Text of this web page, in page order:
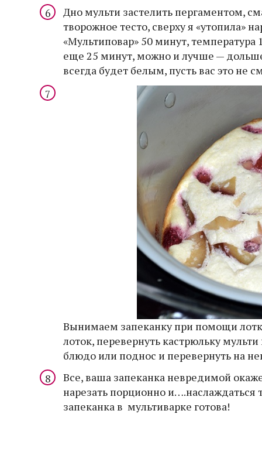
Дно мульти застелить пергаментом,
творожное тесто, сверху я
«Мультиповар» 50 минут,
еще 25 минут, можно и лучше —
всегда будет белым, пусть вас это не
Вынимаем запеканку при помощи
лоток, перевернуть кастрюльку
блюдо или поднос и перевернуть на
Все, ваша запеканка невредимой
нарезать порционно
запеканка в мультиварке готова!